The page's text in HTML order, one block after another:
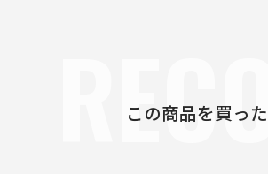
この商品を買っ